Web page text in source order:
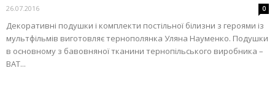
26.07.2016 0
Декоративні подушки і комплекти постільної білизни з героями із
мультфільмів виготовляє тернополянка Уляна Науменко. Подушки
в основному з бавовняної тканини тернопільського виробника –
ВАТ...